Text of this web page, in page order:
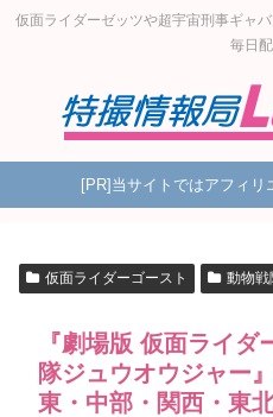
仮面ライダーゼッツや超宇宙刑事ギャ
毎日配
[PR]当サイトではアフィリ
仮面ライダーゴースト 動物戦
『劇場版 仮面ライ
隊ジュウオウジャー
東・中部・関西・東